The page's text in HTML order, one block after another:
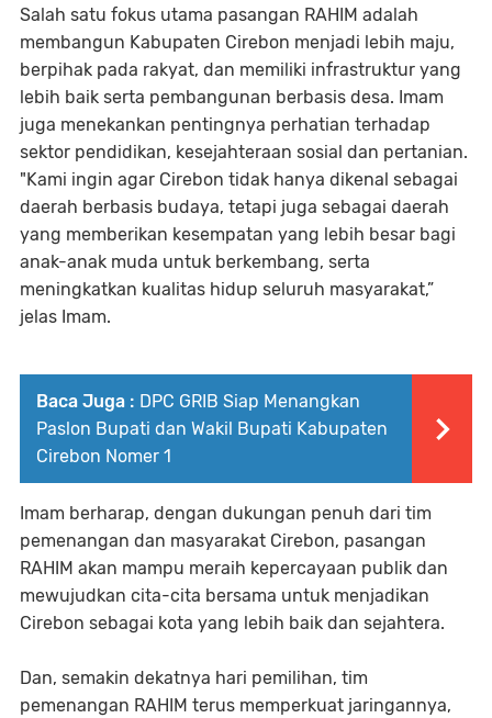
Salah satu fokus utama pasangan RAHIM adalah
membangun Kabupaten Cirebon menjadi lebih maju,
berpihak pada rakyat, dan memiliki infrastruktur yang
lebih baik serta pembangunan berbasis desa. Imam
juga menekankan pentingnya perhatian terhadap
sektor pendidikan, kesejahteraan sosial dan pertanian.
"Kami ingin agar Cirebon tidak hanya dikenal sebagai
daerah berbasis budaya, tetapi juga sebagai daerah
yang memberikan kesempatan yang lebih besar bagi
anak-anak muda untuk berkembang, serta
meningkatkan kualitas hidup seluruh masyarakat,”
jelas Imam.
Baca Juga : DPC GRIB Siap Menangkan
Paslon Bupati dan Wakil Bupati Kabupaten
Cirebon Nomer 1
Imam berharap, dengan dukungan penuh dari tim
pemenangan dan masyarakat Cirebon, pasangan
RAHIM akan mampu meraih kepercayaan publik dan
mewujudkan cita-cita bersama untuk menjadikan
Cirebon sebagai kota yang lebih baik dan sejahtera.
Dan, semakin dekatnya hari pemilihan, tim
pemenangan RAHIM terus memperkuat jaringannya,